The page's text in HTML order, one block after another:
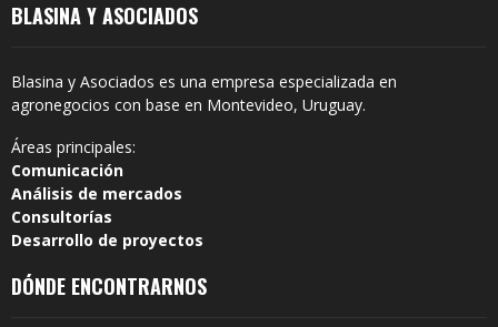
BLASINA Y ASOCIADOS
Blasina y Asociados es una empresa especializada en
agronegocios con base en Montevideo, Uruguay.
Áreas principales:
Comunicación
Análisis de mercados
Consultorías
Desarrollo de proyectos
DÓNDE ENCONTRARNOS